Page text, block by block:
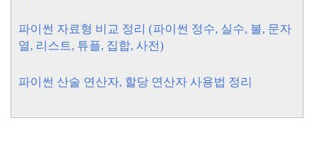
파이썬 자료형 비교 정리 (파이썬 정수, 실수, 불, 문자
열, 리스트, 튜플, 집합, 사전)
파이썬 산술 연산자, 할당 연산자 사용법 정리